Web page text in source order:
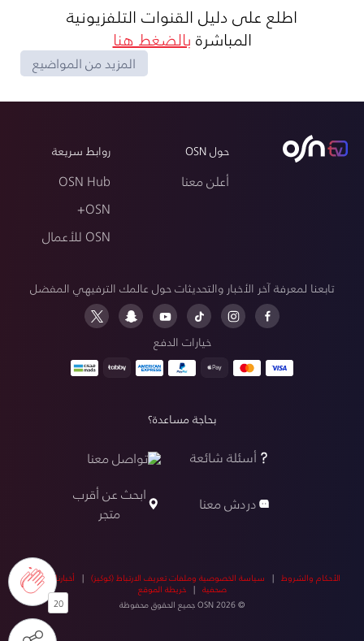
20
اطلع على دليل القنوات التلفزيونية
المباشرةبالضغط هنا
المزيد من المواضيع
حول OSN
أعلن معنا
روابط سريعة
OSN Hub
OSN+
OSN للأعمال
تابعنا لمعرفة آخر الأخبار والتحديثات حول عالمك الترفيهي المفضل
خيارات الدفع
بحاجة مساعدة؟
أسئلة شائعة
تواصل معنا
دردش معنا
ابحث عن أقرب
متجر
الأحكام والشروط | سياسة الخصوصية وملفات تعريف الارتباط (كوكيز) | أخبارنا|أخبار
صحفية |خريطة الموقع
© OSN 2026 جميع الحقوق محفوظة